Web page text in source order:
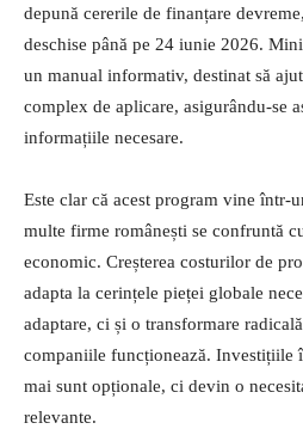
depună cererile de finanțare
deschise până pe 24 iunie 2026.
un manual informativ, destinat să
complex de aplicare, asigurându-se
informațiile necesare.
Este clar că acest program vine într-
multe firme românești se confruntă
economic. Creșterea costurilor de
adapta la cerințele pieței globale
adaptare, ci și o transformare
companiile funcționează. Investițiile
mai sunt opționale, ci devin o
relevante.